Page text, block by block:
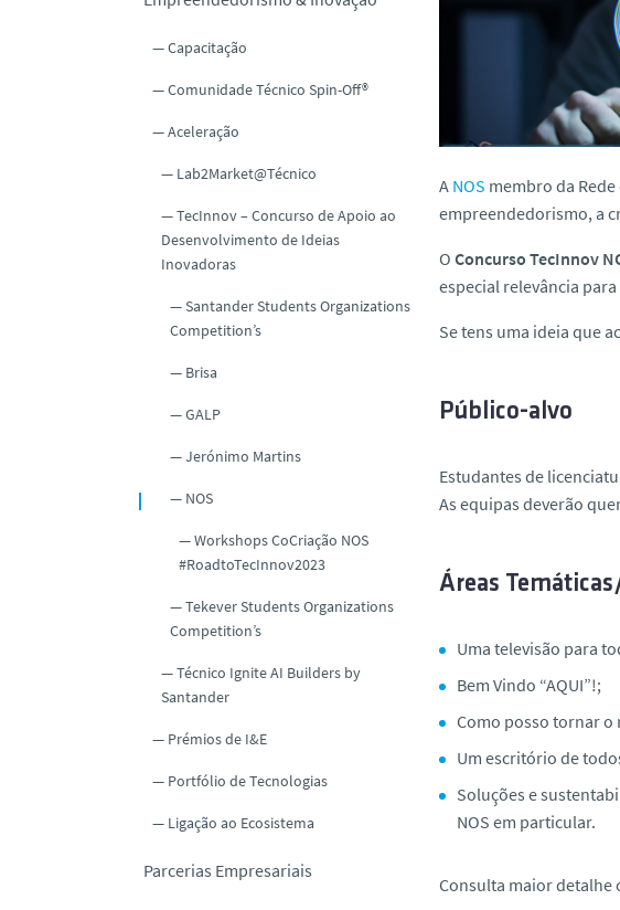
Capacitação
Comunidade Técnico Spin-Off®
Aceleração
Lab2Market@Técnico
TecInnov – Concurso de Apoio ao
Desenvolvimento de Ideias
Inovadoras
Santander Students Organizations
Competition’s
Brisa
GALP
Jerónimo Martins
NOS
Workshops CoCriação NOS
#RoadtoTecInnov2023
Tekever Students Organizations
Competition’s
Técnico Ignite AI Builders by
Santander
Prémios de I&E
Portfólio de Tecnologias
Ligação ao Ecosistema
Parcerias Empresariais
A NOS membro da
empreendedorismo, a
O Concurso TecInnov
especial relevância
Se tens uma ideia que
Público-alvo
Estudantes de
As equipas deverão
Áreas
Uma televisão para
Bem Vindo “AQUI”!​;
Como posso tornar o
Um escritório de
Soluções e
NOS em particular.
Consulta maior detalhe